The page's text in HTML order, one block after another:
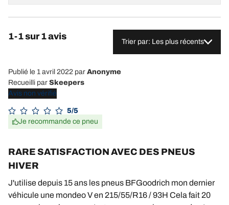
1-1 sur 1 avis
Trier par: Les plus récents
Publié le 1 avril 2022 par Anonyme
Recueilli par Skeepers
Avis non vérifié
5/5
Je recommande ce pneu
RARE SATISFACTION AVEC DES PNEUS
HIVER
J'utilise depuis 15 ans les pneus BFGoodrich mon dernier
véhicule une mondeo V en 215/55/R16 / 93H Cela fait 20